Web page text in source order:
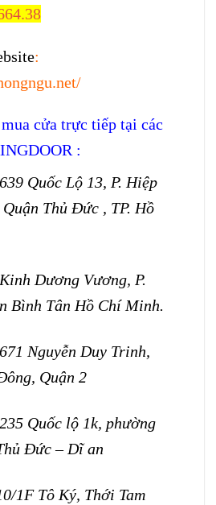
:
cửa trực tiếp tại các
:
Quốc Lộ 13, P. Hiệp
Thủ Đức , TP. Hồ
Dương Vương, P.
Bình Tân Hồ Chí Minh.
Nguyễn Duy Trinh,
Quận 2
Quốc lộ 1k, phường
Đức – Dĩ an
1F Tô Ký, Thới Tam